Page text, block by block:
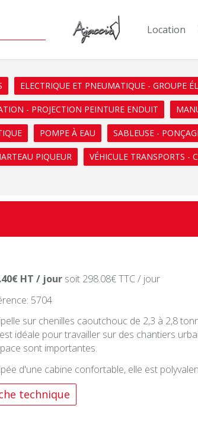
Location
ELECTRIQUE ET PNEUMATIQUE - GROUPE
- PROJECTION PEINTURE ENDUIT
POMPE À EAU SABLEUSE -
PIQUEUR VÉHICULE TRANSPORTS -
HT / jour soit 298.08€ TTC / jour
5704
sur chenilles caoutchouc de 2,3 à 2,8
idéale pour travailler sur des chantiers
sont importantes.
d'une cabine confortable, elle est
technique